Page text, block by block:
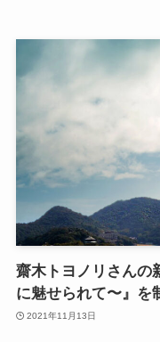
齋木トヨノリさんの
に魅せられて〜』を
2021年11月13日